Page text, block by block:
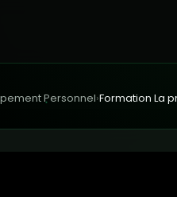
Personnel›Formation La